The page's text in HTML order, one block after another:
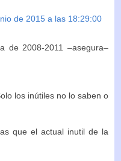
de 2015 a las 18:29:00
de 2008-2011 –asegura–
los inútiles no lo saben o
que el actual inutil de la